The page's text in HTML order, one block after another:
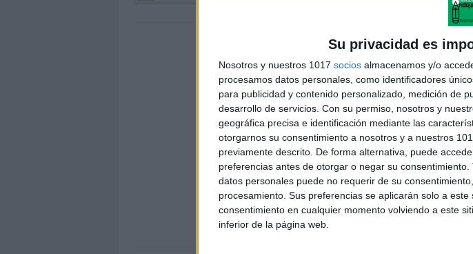
Su privacidad es
Nosotros y nuestros 1017 socios almacenamos y/o
procesamos datos personales, como identificadores
para publicidad y contenido personalizado, medición de
desarrollo de servicios. Con su permiso, nosotros y
geográfica precisa e identificación mediante las
otorgarnos su consentimiento a nosotros y a nuestros
previamente descrito. De forma alternativa, puede
preferencias antes de otorgar o negar su consentimiento.
datos personales puede no requerir de su
procesamiento. Sus preferencias se aplicarán solo a
consentimiento en cualquier momento volviendo a este
inferior de la página web.